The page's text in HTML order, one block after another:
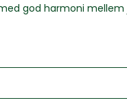
god harmoni